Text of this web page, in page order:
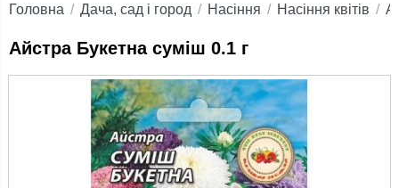
Головна Дача, сад і город Насіння Насіння квітів
Айстра Букетна суміш 0.1 г